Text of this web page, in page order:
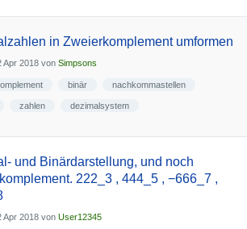
in Zweierkomplement umformen
Apr 2018 von Simpsons
binär nachkommastellen
zahlen dezimalsystem
und Binärdarstellung, und noch
222_3 , 444_5 , −666_7 ,
Apr 2018 von User12345